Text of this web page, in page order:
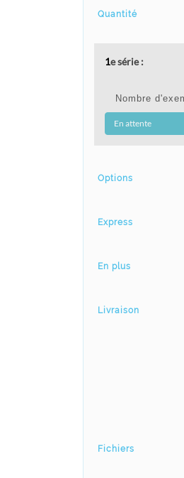
Quantité
1e série :
Nombre
En attente
Options
Express
En plus
Livraison
Fichiers